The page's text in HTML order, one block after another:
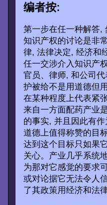
编者按:
第一步在任一种解答,
知识产权的讨论是非
律, 法律决定, 经济和
任一交涉介入知识产
官员、律师, 和公司
护被给不是用道德但
在某种程度上代表紧
来自一方面配药产业
的事实, 并且因此有
道德上值得称赞的目
达到这个目标只如果
关心。产业几乎系统
为那对它感觉的要求
或对论据它无法令人
了其政策用经济和法律